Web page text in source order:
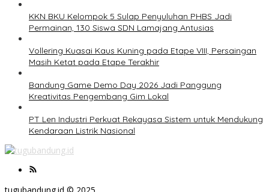
KKN BKU Kelompok 5 Sulap Penyuluhan PHBS Jadi
Permainan, 130 Siswa SDN Lamajang Antusias
Vollering Kuasai Kaus Kuning pada Etape VIII, Persaingan
Masih Ketat pada Etape Terakhir
Bandung Game Demo Day 2026 Jadi Panggung
Kreativitas Pengembang Gim Lokal
PT Len Industri Perkuat Rekayasa Sistem untuk Mendukung
Kendaraan Listrik Nasional